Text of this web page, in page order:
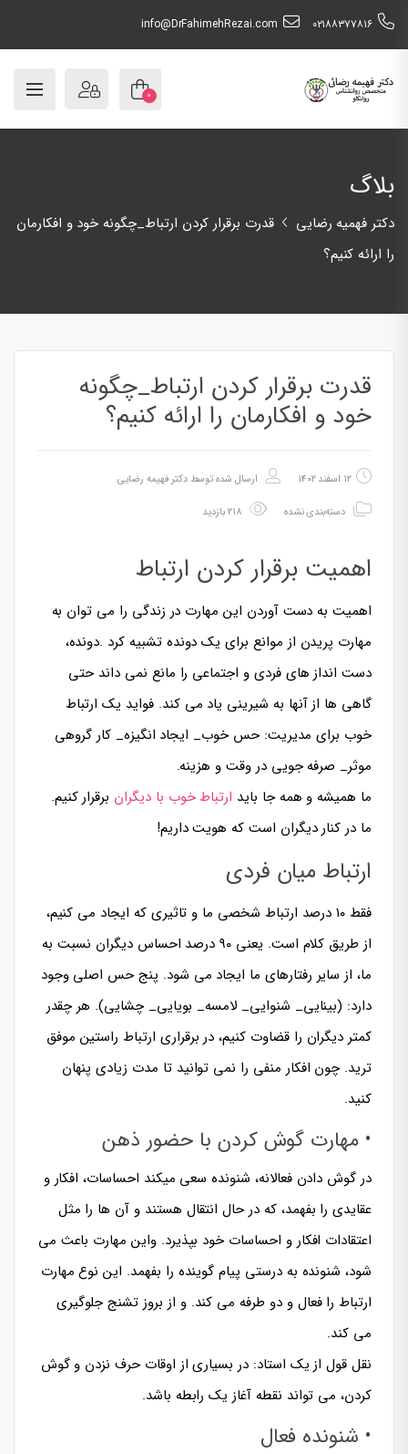
٠٢١٨٨٣٧٧٨١٦ info@DrFahimehRezai.com
۰
بلاگ
دکتر فهمیه رضایی
قدرت برقرار کردن ارتباط_چگونه خود و افکارمان
را ارائه کنیم؟
قدرت برقرار کردن ارتباط_چگونه
خود و افکارمان را ارائه کنیم؟
۱۲ اسفند ۱۴۰۲ ارسال شده توسطدکتر فهیمه رضایی
دسته‌بندی نشده
اهمیت برقرار کردن ارتباط
اهمیت به دست آوردن این مهارت در زندگی را می توان به
مهارت پریدن از موانع برای یک دونده تشبیه کرد .دونده،
دست انداز های فردی و اجتماعی را مانع نمی داند حتی
گاهی ها از آنها به شیرینی یاد می کند. فواید یک ارتباط
خوب برای مدیریت: حس خوب_ ایجاد انگیزه_ کار گروهی
موثر_ صرفه جویی در وقت و هزینه.
ما همیشه و همه جا باید ارتباط خوب با دیگران برقرار کنیم.
ما در کنار دیگران است که هویت داریم!
ارتباط میان فردی
فقط ۱۰ درصد ارتباط شخصی ما و تاثیری که ایجاد می کنیم،
از طریق کلام است. یعنی ۹۰ درصد احساس دیگران نسبت به
ما، از سایر رفتارهای ما ایجاد می شود. پنج حس اصلی وجود
دارد: (بینایی_ شنوایی_ لامسه_ بویایی_ چشایی). هر چقدر
کمتر دیگران را قضاوت کنیم، در برقراری ارتباط راستین موفق
ترید. چون افکار منفی را نمی توانید تا مدت زیادی پنهان
کنید.
• مهارت گوش کردن با حضور ذهن
در گوش دادن فعالانه، شنونده سعی میکند احساسات، افکار و
عقایدی را بفهمد، که در حال انتقال هستند و آن ها را مثل
اعتقادات افکار و احساسات خود بپذیرد. واین مهارت باعث می
شود، شنونده به درستی پیام گوینده را بفهمد. این نوع مهارت
ارتباط را فعال و دو طرفه می کند. و از بروز تشنج جلوگیری
می کند.
نقل قول از یک استاد: در بسیاری از اوقات حرف نزدن و گوش
کردن، می تواند نقطه آغاز یک رابطه باشد.
• شنونده فعال